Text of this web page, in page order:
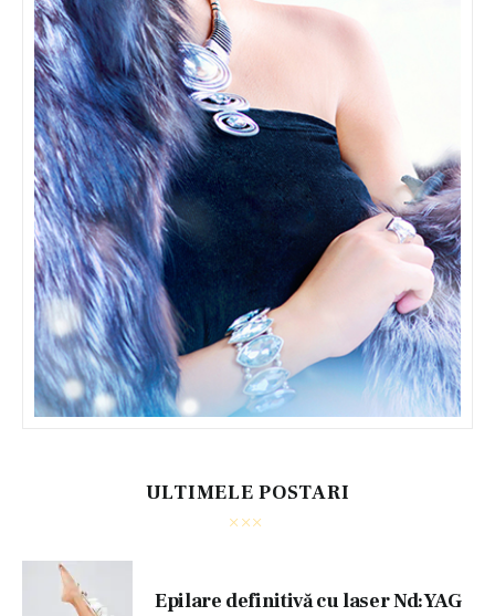
ULTIMELE POSTARI
Epilare definitivă cu laser Nd:YAG